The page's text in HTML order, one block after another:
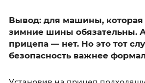
Вывод: для машины, которая
зимние шины обязательны.
прицепа — нет. Но это тот
безопасность важнее